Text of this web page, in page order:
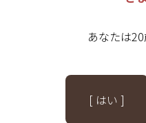
あなたは
[ はい ]